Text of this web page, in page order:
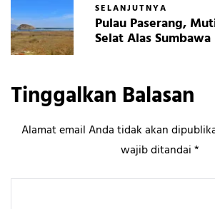
SELANJUTNYA
Pulau Paserang,
Selat Alas Sumbawa
Tinggalkan Balasan
Alamat email Anda tidak akan
wajib ditandai*